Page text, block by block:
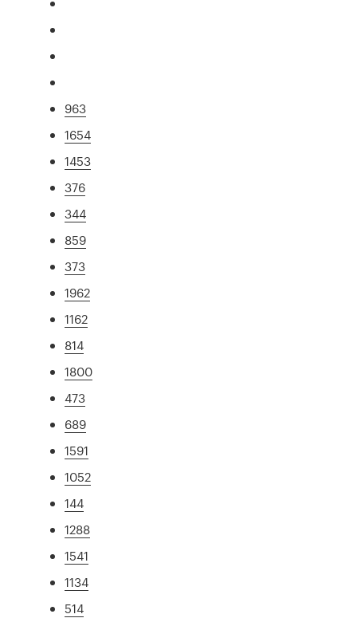
963
1654
1453
376
344
859
373
1962
1162
814
1800
473
689
1591
1052
144
1288
1541
1134
514